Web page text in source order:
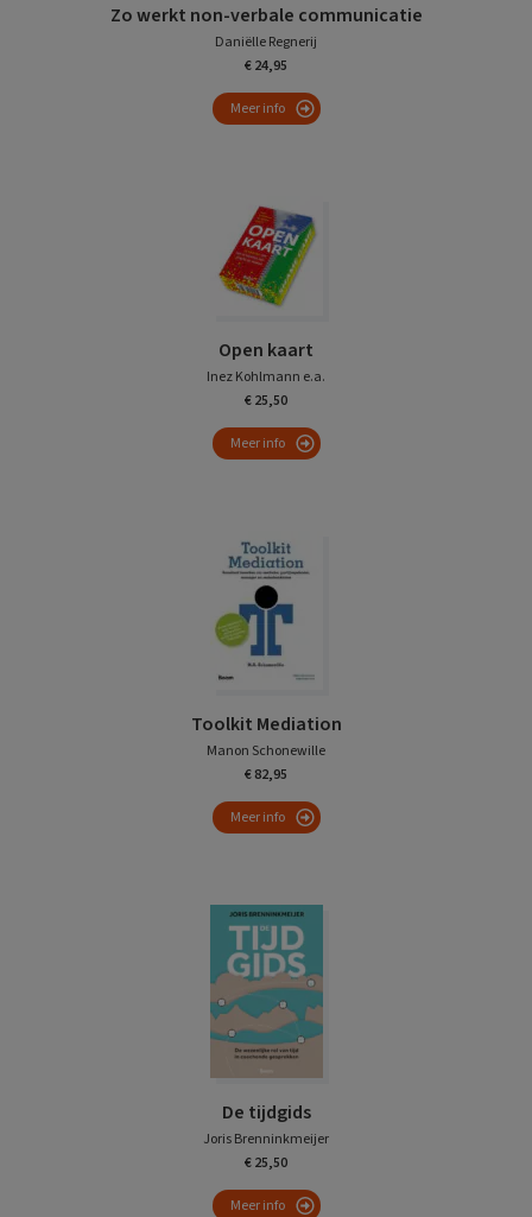
Zo werkt non-verbale communicatie
Daniëlle Regnerij
€ 24,95
Meer info
Open kaart
Inez Kohlmann e.a.
€ 25,50
Meer info
Toolkit Mediation
Manon Schonewille
€ 82,95
Meer info
De tijdgids
Joris Brenninkmeijer
€ 25,50
Meer info